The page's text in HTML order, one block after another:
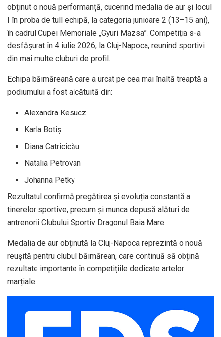
obținut o nouă performanță, cucerind medalia de aur și locul
I în proba de tull echipă, la categoria junioare 2 (13–15 ani),
în cadrul Cupei Memoriale „Gyuri Mazsa”. Competiția s-a
desfășurat în 4 iulie 2026, la Cluj-Napoca, reunind sportivi
din mai multe cluburi de profil.
Echipa băimăreană care a urcat pe cea mai înaltă treaptă a
podiumului a fost alcătuită din:
Alexandra Kesucz
Karla Botiș
Diana Catricicău
Natalia Petrovan
Johanna Petky
Rezultatul confirmă pregătirea și evoluția constantă a
tinerelor sportive, precum și munca depusă alături de
antrenorii Clubului Sportiv Dragonul Baia Mare.
Medalia de aur obținută la Cluj-Napoca reprezintă o nouă
reușită pentru clubul băimărean, care continuă să obțină
rezultate importante în competițiile dedicate artelor
marțiale.